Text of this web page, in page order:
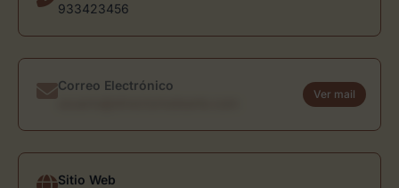
933423456
Correo Electrónico
Ver mail
Sitio Web